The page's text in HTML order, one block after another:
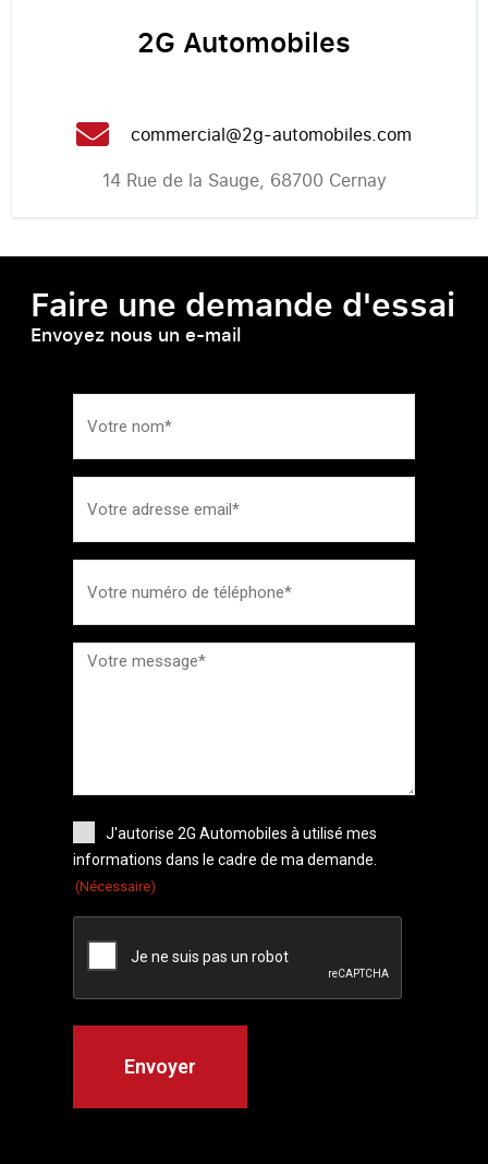
2G Automobiles
commercial@2g-automobiles.com
14 Rue de la Sauge, 68700 Cernay
Faire une demande d'essai
Envoyez nous un e-mail
J'autorise 2G Automobiles à utilisé mes
informations dans le cadre de ma demande.
(Nécessaire)